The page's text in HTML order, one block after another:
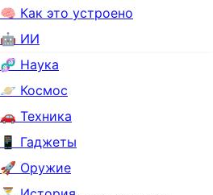
🧠 Как это устроено
🤖 ИИ
🧬 Наука
🪐 Космос
🚗 Техника
📱 Гаджеты
🚀 Оружие